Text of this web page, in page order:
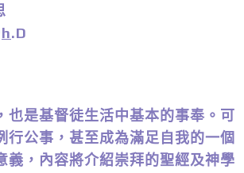
h.D
也是基督徒生活中基本的事奉。可
公事，甚至成為滿足自我的一個
義，內容將介紹崇拜的聖經及神學